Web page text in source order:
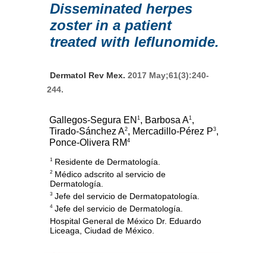
Disseminated herpes
zoster in a patient
treated with leflunomide.
Dermatol Rev Mex. 2017 May;61(3):240-
244.
Gallegos-Segura EN 1 , Barbosa A1 ,
Tirado-Sánchez A2, Mercadillo-Pérez P3,
Ponce-Olivera RM 4
1 Residente de Dermatología.
2 Médico adscrito al servicio de
Dermatología.
3 Jefe del servicio de Dermatopatología.
4Jefe del servicio de Dermatología.
Hospital General de México Dr. Eduardo
Liceaga, Ciudad de México.